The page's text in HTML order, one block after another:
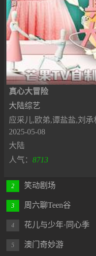
真心大冒险
大陆综艺
2025-05-08
大陆
人气： 8713
2 笑动剧场
3 周六聊Teen谷
4 花儿与少年·同心季
5 澳门奇妙游